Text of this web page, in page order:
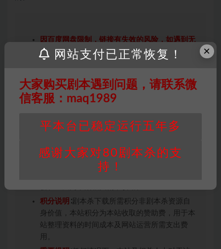
因百度网盘限制，链接有失效的风险，如遇到无
效链接请联系客服补发！！！网盘不限速下载神
免责声明： 本站所有剧本杀资源均为网友分享
投稿+个人整理而来，仅供学习研究使用，请勿
用于商业用途!任何人访问、浏览本站，购买或
条约约束，并遵守所有适用的法律法规。
权均属于机关版权或权利人。如有侵权，请发邮
件通知并提供相关证实资料至邮箱
448271243@qq.com，如若情况属实，我们将
积分说明 ∶剧本杀下载所需积分非剧本杀资源自
身价值，本站积分为本站收取的赞助费，用于本
站整理资料的时间成本及网站运营所需支出费
用。
×
网站支付已正常恢复！
大家购买剧本遇到问题，请联系微
信客服：maq1989
平本台已稳定运行五年多
感谢大家对80剧本杀的支
持！